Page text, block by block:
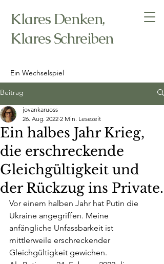
Klares Denken,
Klares Schreiben
Ein Wechselspiel
Beitrag
Ein halbes Jahr Krieg,
die erschreckende
Gleichgültigkeit und
der Rückzug ins Private.
jovankaruoss
26. Aug. 2022 2 Min. Lesezeit
Vor einem halben Jahr hat Putin die
Ukraine angegriffen. Meine
anfängliche Unfassbarkeit ist
mittlerweile erschreckender
Gleichgültigkeit gewichen.